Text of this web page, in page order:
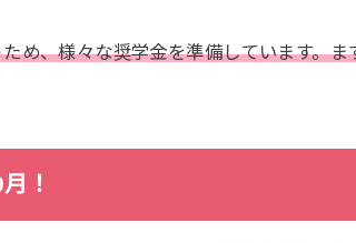
め、様々な奨学金を準備しています。
！